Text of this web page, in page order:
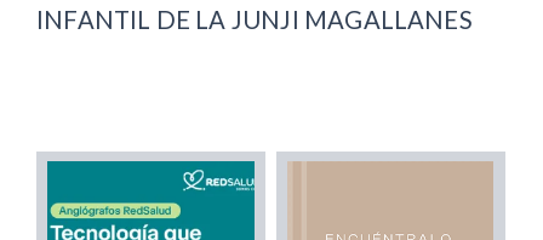
INFANTIL DE LA JUNJI MAGALLANES